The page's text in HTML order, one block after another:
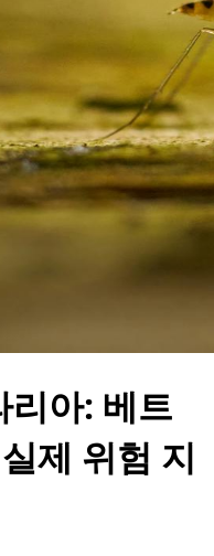
리아: 베트
제 위험 지